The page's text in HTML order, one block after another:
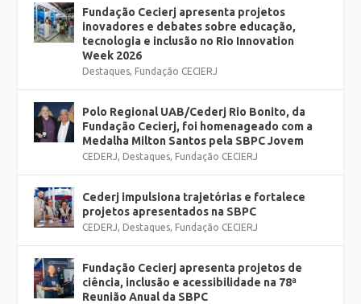
Fundação Cecierj apresenta projetos
inovadores e debates sobre educação,
tecnologia e inclusão no Rio Innovation
Week 2026
Destaques, Fundação CECIERJ
Polo Regional UAB/Cederj Rio Bonito, da
Fundação Cecierj, foi homenageado com a
Medalha Milton Santos pela SBPC Jovem
CEDERJ, Destaques, Fundação CECIERJ
Cederj impulsiona trajetórias e fortalece
projetos apresentados na SBPC
CEDERJ, Destaques, Fundação CECIERJ
Fundação Cecierj apresenta projetos de
ciência, inclusão e acessibilidade na 78ª
Reunião Anual da SBPC